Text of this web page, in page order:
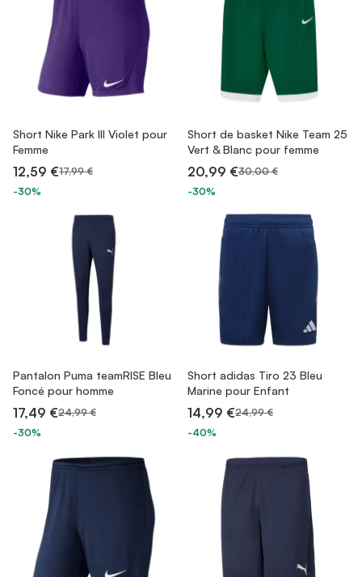
Short Nike Park III Violet pour
Femme
12,59 €17,99 €
-30%
Short de basket Nike Team 25
Vert & Blanc pour femme
20,99 €30,00 €
-30%
Pantalon Puma teamRISE Bleu
Foncé pour homme
17,49 €24,99 €
-30%
Short adidas Tiro 23 Bleu
Marine pour Enfant
14,99 €24,99 €
-40%